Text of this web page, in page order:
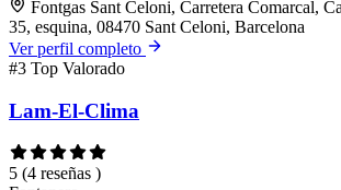
Fontgas Sant Celoni, Carretera Comarcal,
35, esquina, 08470 Sant Celoni, Barcelona
Ver perfil completo
#3 Top Valorado
Lam-El-Clima
5 (4 reseñas )